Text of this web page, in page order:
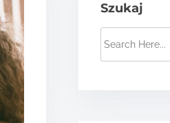
Szukaj
S
e